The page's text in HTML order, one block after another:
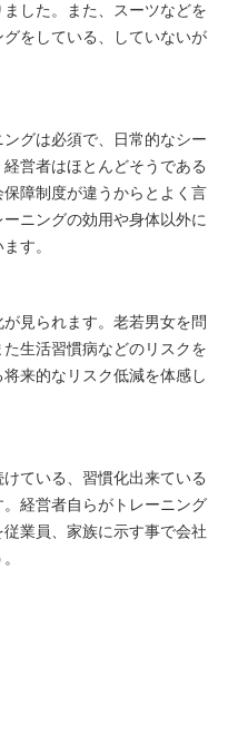
した。また、スーツなどを
をしている、していないが
グは必須で、日常的なシー
営者はほとんどそうである
障制度が違うからとよく言
ニングの効用や身体以外に
す。
見られます。老若男女を問
生活習慣病などのリスクを
来的なリスク低減を体感し
ている、習慣化出来ている
経営者自らがトレーニング
業員、家族に示す事で会社